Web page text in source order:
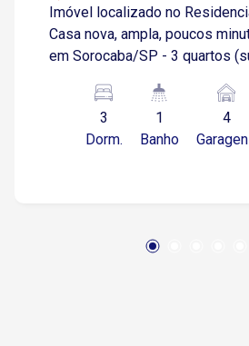
Imóvel localizado no
Casa nova, ampla, poucos
em Sorocaba/SP - 3 quartos
ambientes integrados - Área
com a cozinha - Piscina com
Banheiro externo exclusivo
3
Dorm.
1
Banho
4